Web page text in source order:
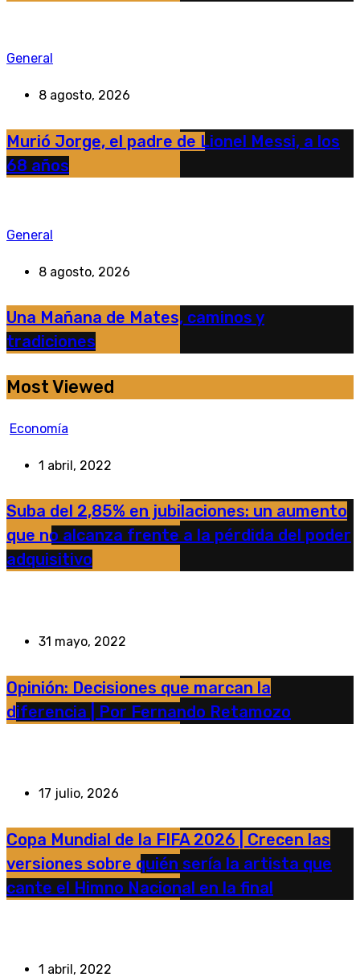
General
8 agosto, 2026
Murió Jorge, el padre de Lionel Messi, a los
68 años
General
8 agosto, 2026
Una Mañana de Mates, caminos y
tradiciones
Most Viewed
Economía
1 abril, 2022
Suba del 2,85% en jubilaciones: un aumento
que no alcanza frente a la pérdida del poder
adquisitivo
31 mayo, 2022
Opinión: Decisiones que marcan la
diferencia | Por Fernando Retamozo
17 julio, 2026
Copa Mundial de la FIFA 2026 | Crecen las
versiones sobre quién sería la artista que
cante el Himno Nacional en la final
1 abril, 2022